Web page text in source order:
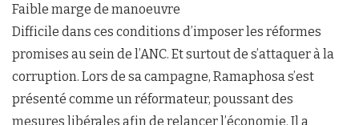
Faible marge de manoeuvre
Difficile dans ces conditions d’imposer les réformes
promises au sein de l’ANC. Et surtout de s’attaquer à la
corruption. Lors de sa campagne, Ramaphosa s’est
présenté comme un réformateur, poussant des
mesures libérales afin de relancer l’économie. Il a